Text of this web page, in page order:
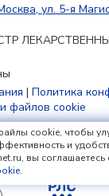
ул. 5-я
| Политика
файлов cookie
cookie, чтобы
и
вы соглашаетесь
.